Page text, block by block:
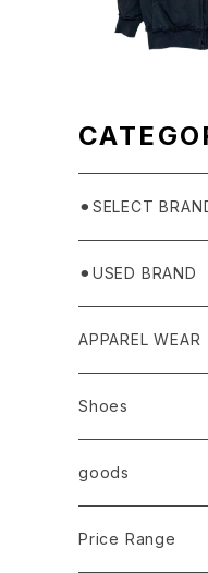
⚫︎SELECT
BASICKS
HUMMEL 00
⚫︎USED BRAND
Domestic
Ancellm
AURALEE
Import
ANN
ARMANI /
APPAREL WEAR
TOPS
T-SHIRTS (Tシャツ）
LSV (長袖Tシャツ）
OUTER
BLOUSON (ブルゾン
BOTTOMS
Shoes
Sneaker
Leather shoes
goods
Eye wear
Price Range